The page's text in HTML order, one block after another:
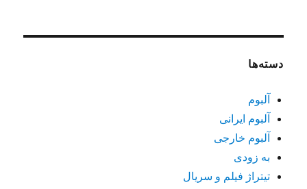
دسته‌ها
آلبوم
آلبوم ایرانی
آلبوم خارجی
به زودی
تیتراژ فیلم و سریال